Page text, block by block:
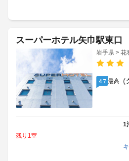
スーパーホテル矢巾駅東口
岩手県 > 花
4.7 最高 (
1
残り1室